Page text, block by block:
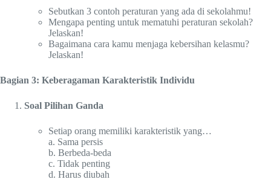
Sebutkan 3 contoh peraturan yang ada di sekolahmu!
Mengapa penting untuk mematuhi peraturan sekolah?
Jelaskan!
Bagaimana cara kamu menjaga kebersihan kelasmu?
Jelaskan!
Bagian 3: Keberagaman Karakteristik Individu
Soal Pilihan Ganda
Setiap orang memiliki karakteristik yang…
a. Sama persis
b. Berbeda-beda
c. Tidak penting
d. Harus diubah